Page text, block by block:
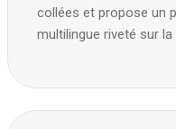
collées et propose un
multilingue riveté sur la